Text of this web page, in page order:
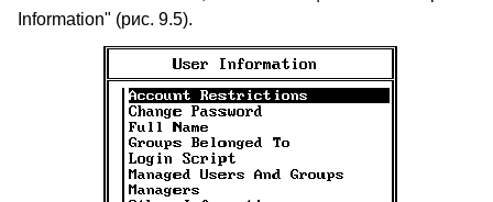
Information" (рис. 9.5).